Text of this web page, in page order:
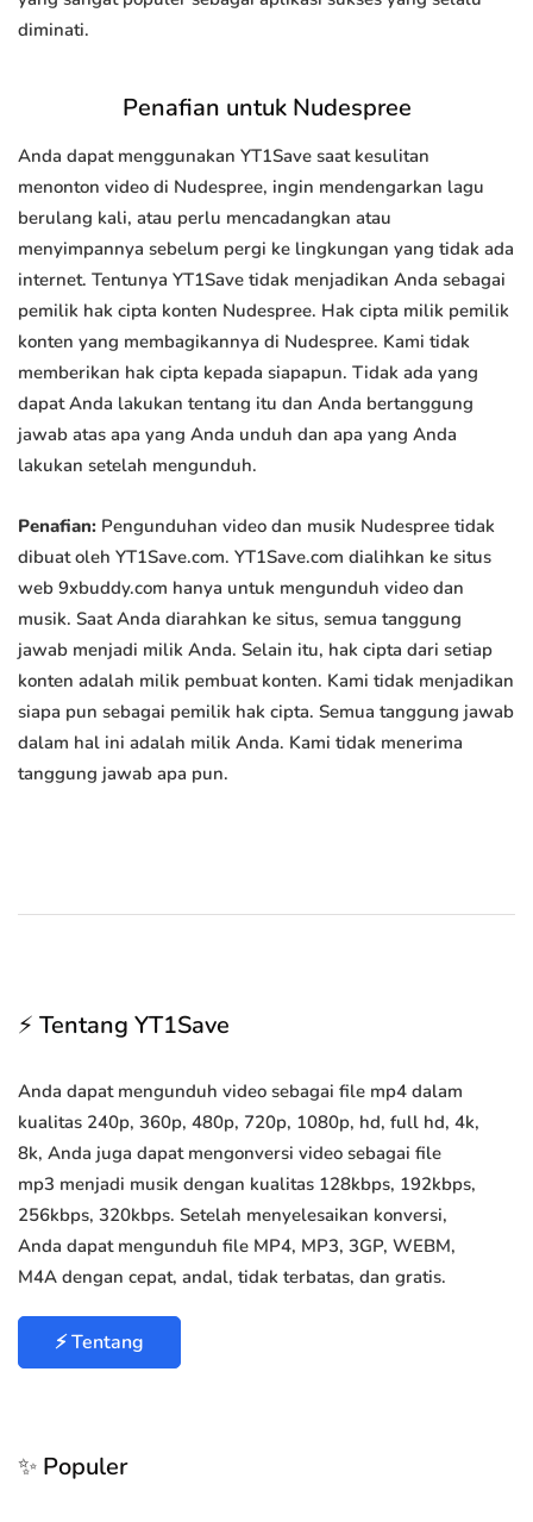
diminati.
Penafian untuk Nudespree
Anda dapat menggunakan YT1Save saat kesulitan
menonton video di Nudespree, ingin mendengarkan lagu
berulang kali, atau perlu mencadangkan atau
menyimpannya sebelum pergi ke lingkungan yang tidak ada
internet. Tentunya YT1Save tidak menjadikan Anda sebagai
pemilik hak cipta konten Nudespree. Hak cipta milik pemilik
konten yang membagikannya di Nudespree. Kami tidak
memberikan hak cipta kepada siapapun. Tidak ada yang
dapat Anda lakukan tentang itu dan Anda bertanggung
jawab atas apa yang Anda unduh dan apa yang Anda
lakukan setelah mengunduh.
Penafian: Pengunduhan video dan musik Nudespree tidak
dibuat oleh YT1Save.com. YT1Save.com dialihkan ke situs
web 9xbuddy.com hanya untuk mengunduh video dan
musik. Saat Anda diarahkan ke situs, semua tanggung
jawab menjadi milik Anda. Selain itu, hak cipta dari setiap
konten adalah milik pembuat konten. Kami tidak menjadikan
siapa pun sebagai pemilik hak cipta. Semua tanggung jawab
dalam hal ini adalah milik Anda. Kami tidak menerima
tanggung jawab apa pun.
⚡ Tentang YT1Save
Anda dapat mengunduh video sebagai file mp4 dalam
kualitas 240p, 360p, 480p, 720p, 1080p, hd, full hd, 4k,
8k, Anda juga dapat mengonversi video sebagai file
mp3 menjadi musik dengan kualitas 128kbps, 192kbps,
256kbps, 320kbps. Setelah menyelesaikan konversi,
Anda dapat mengunduh file MP4, MP3, 3GP, WEBM,
M4A dengan cepat, andal, tidak terbatas, dan gratis.
⚡ Tentang
✨ Populer